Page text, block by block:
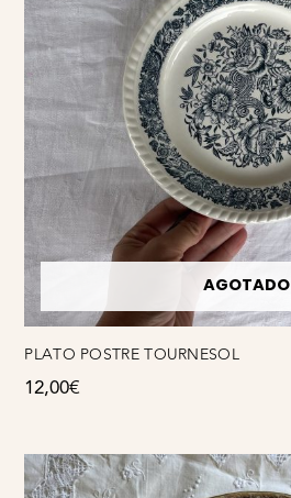
AGOTADO
PLATO POSTRE TOURNESOL
12,00€